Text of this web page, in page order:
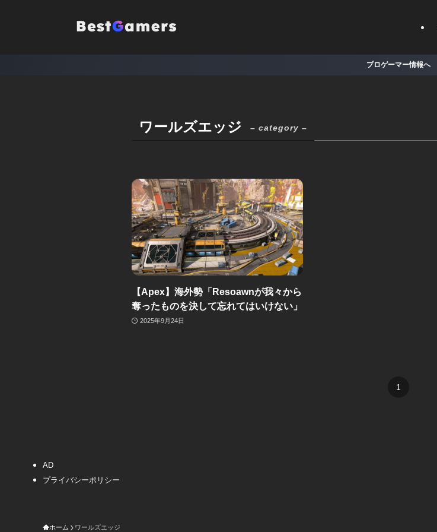
プロゲーマー情報へ
ワールズエッジ – category –
【Apex】海外勢「Resoawnが我々から
奪ったものを決して忘れてはいけない」
2025年9月24日
1
AD
プライバシーポリシー
ホーム ワールズエッジ